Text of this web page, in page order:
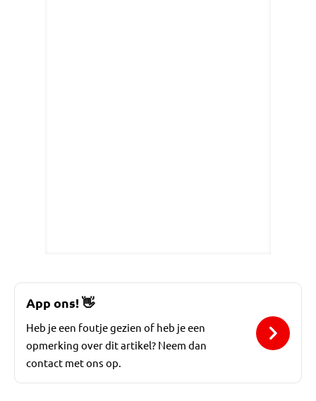
App ons!👋
Heb je een foutje gezien of heb je een
opmerking over dit artikel? Neem dan
contact met ons op.